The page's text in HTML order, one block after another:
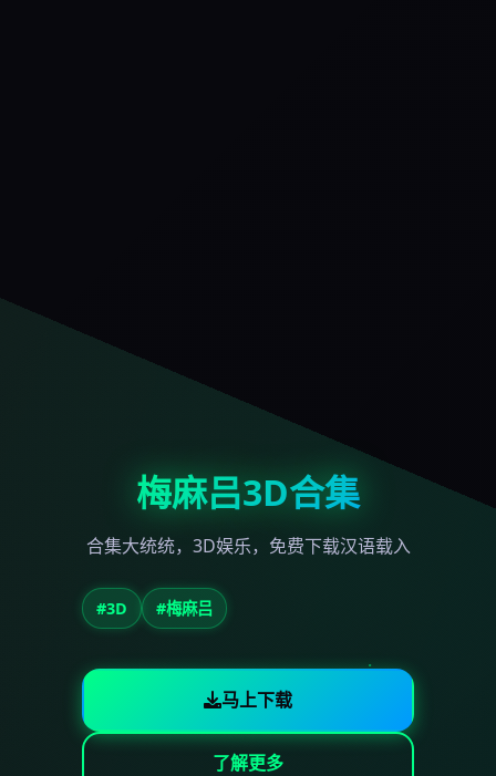
梅麻吕3D合集
合集大统统，3D娱乐，免费下载汉语载入
#3D #梅麻吕
马上下载
了解更多